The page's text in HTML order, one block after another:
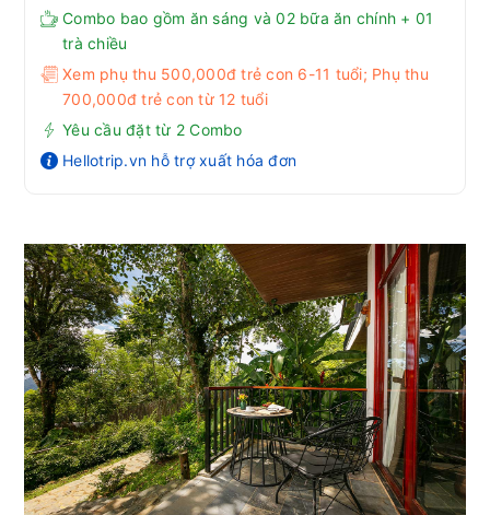
Combo bao gồm ăn sáng và 02 bữa ăn chính + 01
trà chiều
Xem phụ thu 500,000đ trẻ con 6-11 tuổi; Phụ thu
700,000đ trẻ con từ 12 tuổi
Yêu cầu đặt từ 2 Combo
Hellotrip.vn hỗ trợ xuất hóa đơn